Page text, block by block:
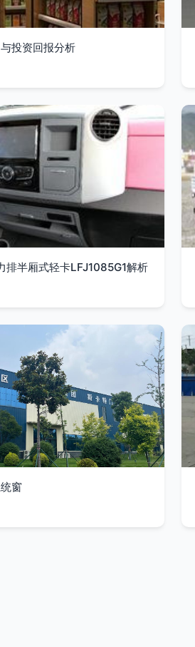
投资回报分析
排半厢式轻卡LFJ1085G1解析
窗